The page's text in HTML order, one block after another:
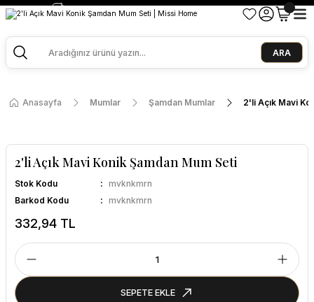
2500 TL ve Üzeri Alışverişlerde Kargo Bedava!
ARA
Anasayfa Mumlar Şamdan Mumlar 2'li Açık Mavi
2'li Açık Mavi Konik Şamdan Mum Seti
Stok Kodu
mvknkmrn
Barkod Kodu
mvknkmrn
332,94 TL
SEPETE EKLE